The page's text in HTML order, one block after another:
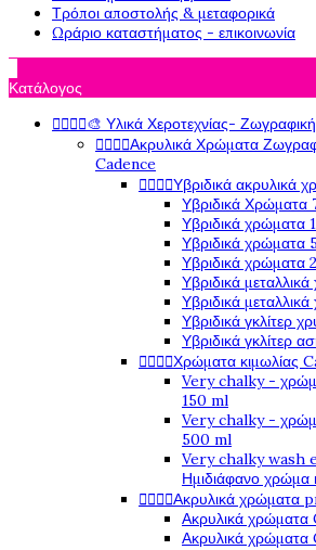
Τρόποι αποστολής & μεταφορικά
Ωράριο καταστήματος - επικοινωνία
Κατάλογος
🎨 Υλικά Χεροτεχνίας-
Ακρυλικά Χρώματα
Cadence
Υβριδικά ακρυλικά
Υβριδικά Χρώματα
Υβριδικά χρώματα
Υβριδικά χρώματα
Υβριδικά χρώματα
Υβριδικά
Υβριδικά
Υβριδικά γκλίτερ
Υβριδικά γκλίτερ
Χρώματα κιμωλίας
Very chalky -
150 ml
Very chalky -
500 ml
Very chalky wash
Ημιδιάφανο χρώμα
Ακρυλικά χρώματα
Ακρυλικά
Ακρυλικά